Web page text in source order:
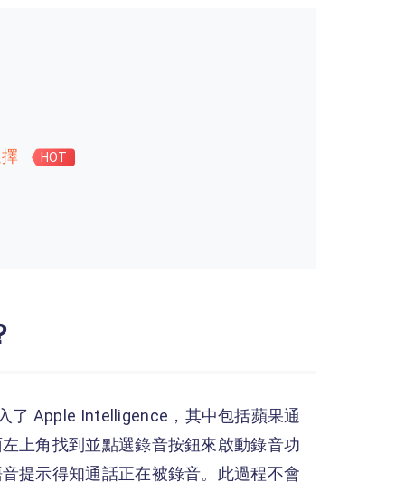
HOT
了 Apple Intelligence，其中包括蘋果通
上角找到並點選錄音按鈕來啟動錄音功
提示得知通話正在被錄音。此過程不會